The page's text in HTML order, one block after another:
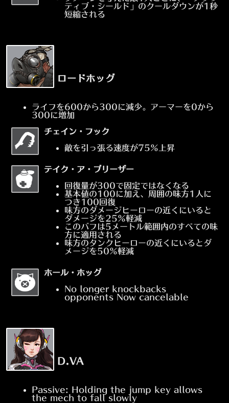
ティブ・シールド」のクールダウンが1秒
短縮される
ロードホッグ
ライフを600から300に減少。アーマーを0から
300に増加
チェイン・フック
敵を引っ張る速度が75%上昇
テイク・ア・ブリーザー
回復量が300で固定ではなくなる
基本値の100に加え、周囲の味方1人に
つき100回復
味方のダメージヒーローの近くにいると
ダメージを25%軽減
このバフは5メートル範囲内のすべての味
方に適用される
味方のタンクヒーローの近くにいるとダ
メージを50%軽減
ホール・ホッグ
No longer knockbacks
opponents Now cancelable
D.VA
Passive: Holding the jump key allows
the mech to fall slowly